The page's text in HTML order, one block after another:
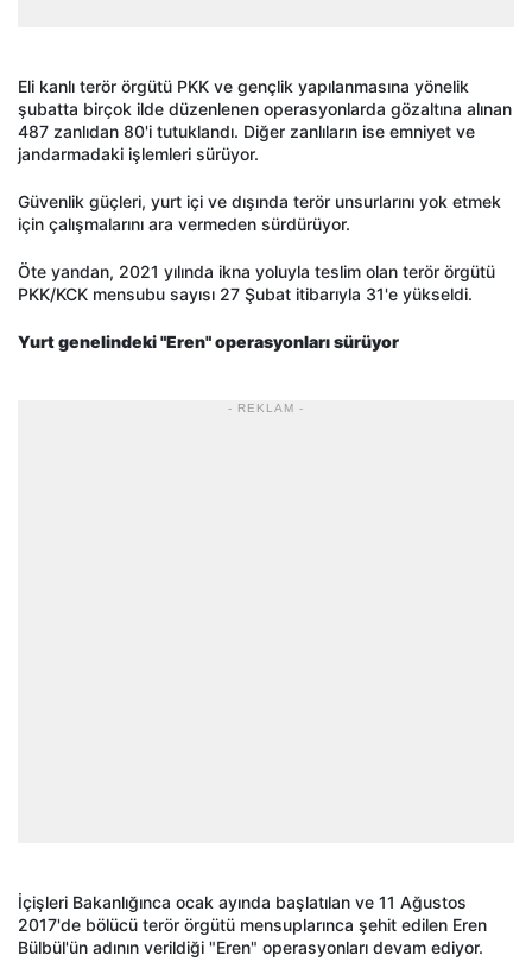
Eli kanlı terör örgütü PKK ve gençlik yapılanmasına yönelik
şubatta birçok ilde düzenlenen operasyonlarda gözaltına alınan
487 zanlıdan 80'i tutuklandı. Diğer zanlıların ise emniyet ve
jandarmadaki işlemleri sürüyor.
Güvenlik güçleri, yurt içi ve dışında terör unsurlarını yok etmek
için çalışmalarını ara vermeden sürdürüyor.
Öte yandan, 2021 yılında ikna yoluyla teslim olan terör örgütü
PKK/KCK mensubu sayısı 27 Şubat itibarıyla 31'e yükseldi.
Yurt genelindeki "Eren" operasyonları sürüyor
- REKLAM -
İçişleri Bakanlığınca ocak ayında başlatılan ve 11 Ağustos
2017'de bölücü terör örgütü mensuplarınca şehit edilen Eren
Bülbül'ün adının verildiği "Eren" operasyonları devam ediyor.